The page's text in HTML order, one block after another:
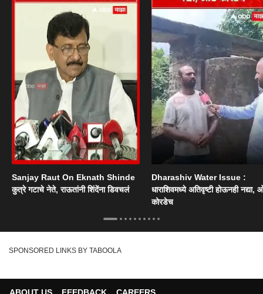
Sanjay Raut On Eknath Shinde
कुत्रे गटाचे नेते, राऊतांनी शिंदेंना डिवचलं
Dharashiv Water Issue :
धाराशिवमध्ये अतिवृष्टी होऊनही नद्या,
कोरडेच
SPONSORED LINKS BY TABOOLA